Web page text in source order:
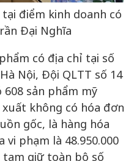
điểm kinh doanh có
Đại Nghĩa
có địa chỉ tại số
Nội, Đội QLTT số 14
sản phẩm mỹ
không có hóa đơn
gốc, là hàng hóa
phạm là 48.950.000
tạm giữ toàn bộ số